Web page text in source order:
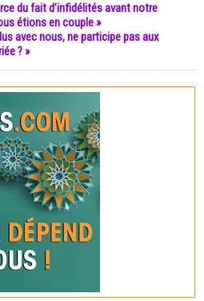
du fait d’infidélités avant notre
étions en couple »
avec nous, ne participe pas aux
? »